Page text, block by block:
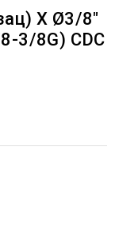
Х Ø3/8″
3/8G) CDC